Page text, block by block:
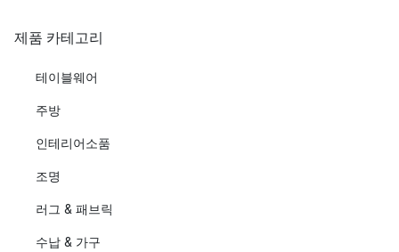
제품 카테고리
테이블웨어
주방
인테리어소품
조명
러그 & 패브릭
수납 & 가구